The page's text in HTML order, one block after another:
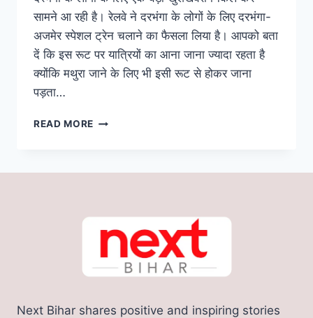
सामने आ रही है। रेलवे ने दरभंगा के लोगों के लिए दरभंगा-
अजमेर स्पेशल ट्रेन चलाने का फैसला लिया है। आपको बता
दें कि इस रूट पर यात्रियों का आना जाना ज्यादा रहता है
क्योंकि मथुरा जाने के लिए भी इसी रूट से होकर जाना
पड़ता…
READ MORE रेलवे
नई
जाने
Next Bihar shares positive and inspiring stories